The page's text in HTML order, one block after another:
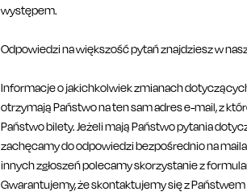
występem.
Odpowiedzi na większość pytań znajdziesz w
Informacje o jakichkolwiek zmianach
otrzymają Państwo na ten sam adres e-mail, z
Państwo bilety. Jeżeli mają Państwo pytania
zachęcamy do odpowiedzi bezpośrednio na
innych zgłoszeń polecamy skorzystanie z
Gwarantujemy, że skontaktujemy się z Państwem